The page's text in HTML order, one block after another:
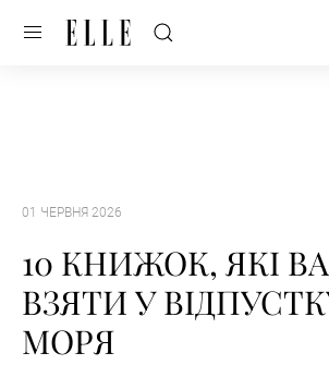
01 ЧЕРВНЯ 2026
10 КНИЖОК, ЯКІ
ВЗЯТИ У
МОРЯ